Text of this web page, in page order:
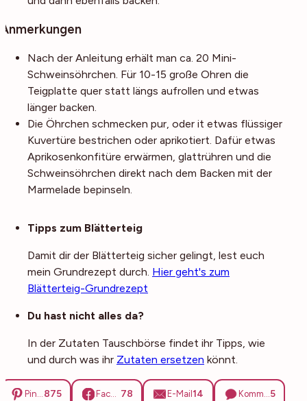
Anmerkungen
Nach der Anleitung erhält man ca. 20 Mini-
Schweinsöhrchen. Für 10-15 große Ohren die
Teigplatte quer statt längs aufrollen und etwas
länger backen.
Die Öhrchen schmecken pur, oder it etwas flüssiger
Kuvertüre bestrichen oder aprikotiert. Dafür etwas
Aprikosenkonfitüre erwärmen, glattrühren und die
Schweinsöhrchen direkt nach dem Backen mit der
Marmelade bepinseln.
Tipps zum Blätterteig
Damit dir der Blätterteig sicher gelingt, lest euch
mein Grundrezept durch. Hier geht's zum
Blätterteig-Grundrezept
Du hast nicht alles da?
In der Zutaten Tauschbörse findet ihr Tipps, wie
und durch was ihr Zutaten ersetzen könnt.
875 78 E-Mail14 5